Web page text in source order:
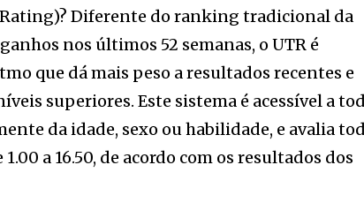
Diferente do ranking tradicional da
nos últimos 52 semanas, o UTR é
que dá mais peso a resultados recentes e
superiores. Este sistema é acessível a
da idade, sexo ou habilidade, e avalia
a 16.50, de acordo com os resultados dos